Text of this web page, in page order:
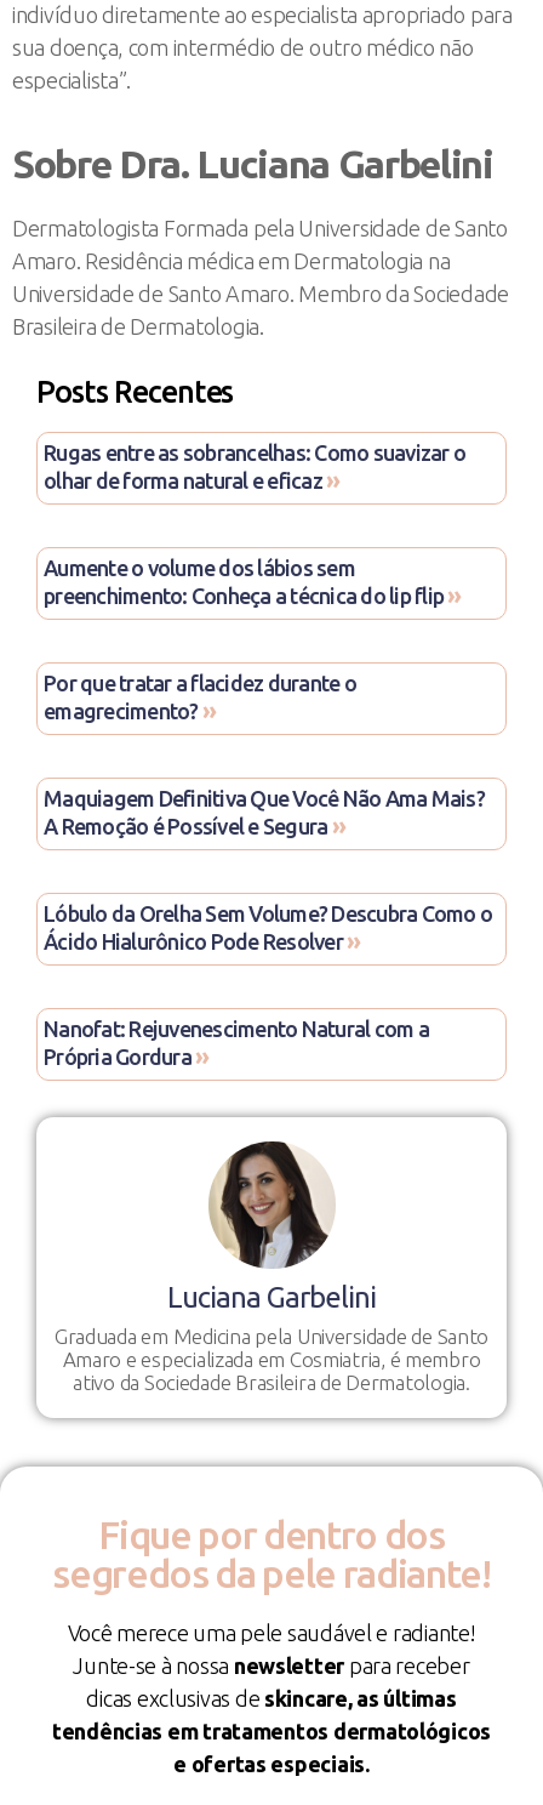
indivíduo diretamente ao especialista apropriado para
sua doença, com intermédio de outro médico não
especialista”.
Sobre Dra. Luciana Garbelini
Dermatologista Formada pela Universidade de Santo
Amaro. Residência médica em Dermatologia na
Universidade de Santo Amaro. Membro da Sociedade
Brasileira de Dermatologia.
Posts Recentes
Rugas entre as sobrancelhas: Como suavizar o
olhar de forma natural e eficaz »
Aumente o volume dos lábios sem
preenchimento: Conheça a técnica do lip flip»
Por que tratar a flacidez durante o
emagrecimento? »
Maquiagem Definitiva Que Você Não Ama Mais?
A Remoção é Possível e Segura »
Lóbulo da Orelha Sem Volume? Descubra Como o
Ácido Hialurônico Pode Resolver»
Nanofat: Rejuvenescimento Natural com a
Própria Gordura »
Luciana Garbelini
Graduada em Medicina pela Universidade de Santo
Amaro e especializada em Cosmiatria, é membro
ativo da Sociedade Brasileira de Dermatologia.
Fique por dentro dos
segredos da pele radiante!
Você merece uma pele saudável e radiante!
Junte-se à nossa newsletterpara receber
dicas exclusivas de skincare, as últimas
tendências em tratamentos dermatológicos
e ofertas especiais.